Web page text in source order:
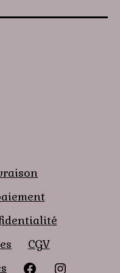
CGV
Facebook